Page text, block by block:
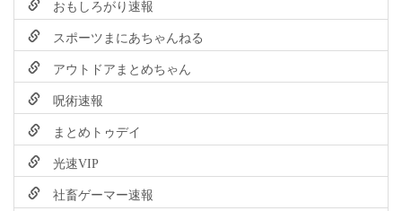
おもしろがり速報
スポーツまにあちゃんねる
アウトドアまとめちゃん
呪術速報
まとめトゥデイ
光速VIP
社畜ゲーマー速報